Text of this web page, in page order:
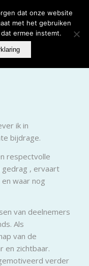
ik in
bijdrage.
respectvolle
, ervaart
waar nog
van deelnemers
Als
van de
en zichtbaar.
verder
dat onze website
met het gebruiken
ermee instemt.